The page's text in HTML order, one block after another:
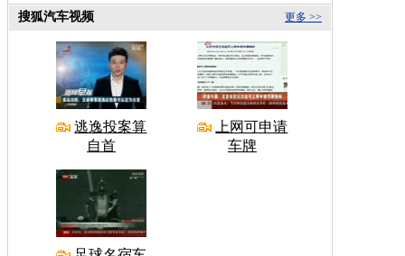
更多 >>
搜狐汽车视频
逃逸投案算
自首
上网可申请
车牌